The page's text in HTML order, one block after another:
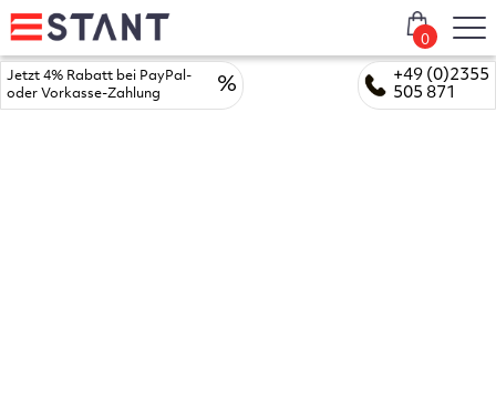
+49 (0)2355
505 871
Jetzt 4% Rabatt bei PayPal-
oder Vorkasse-Zahlung
%
0